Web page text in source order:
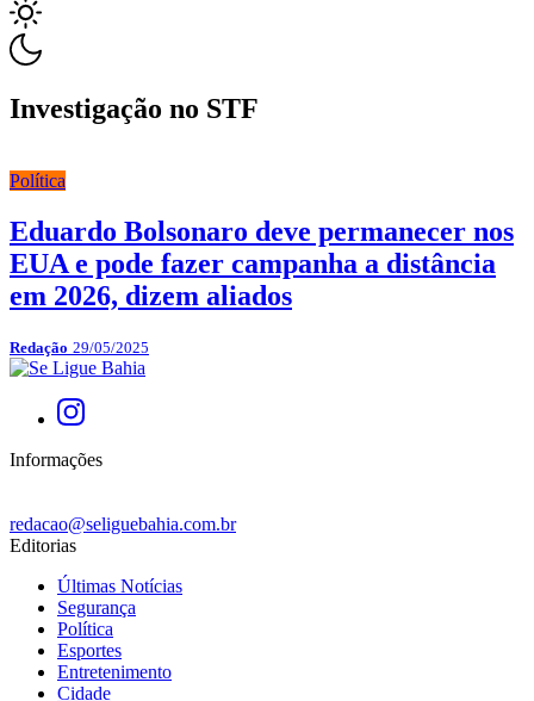
Investigação no STF
Política
Eduardo Bolsonaro deve permanecer nos
EUA e pode fazer campanha a distância
em 2026, dizem aliados
Redação 29/05/2025
Informações
redacao@seliguebahia.com.br
Editorias
Últimas Notícias
Segurança
Política
Esportes
Entretenimento
Cidade